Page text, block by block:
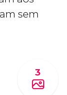
sem
3